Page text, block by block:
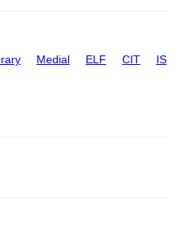
Medial ELF CIT IS